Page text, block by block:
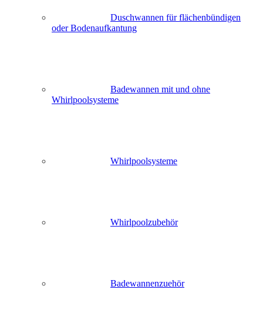
Duschwannen für flächenbündigen
oder Bodenaufkantung
Badewannen mit und ohne
Whirlpoolsysteme
Whirlpoolsysteme
Whirlpoolzubehör
Badewannenzuehör